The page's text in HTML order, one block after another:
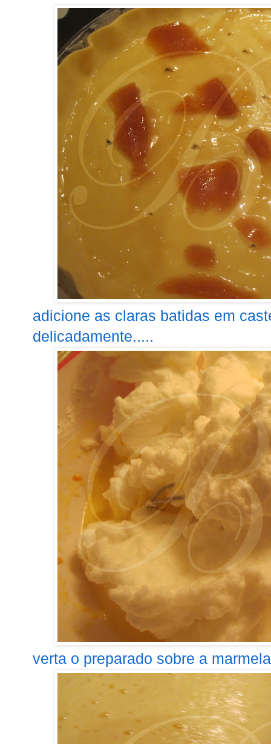
adicione as claras batidas em
delicadamente.....
verta o preparado sobre a